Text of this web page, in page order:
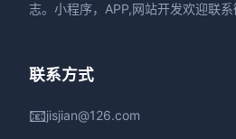
志。小程序，APP,网站开发欢迎联
联系方式
📧jisjian@126.com